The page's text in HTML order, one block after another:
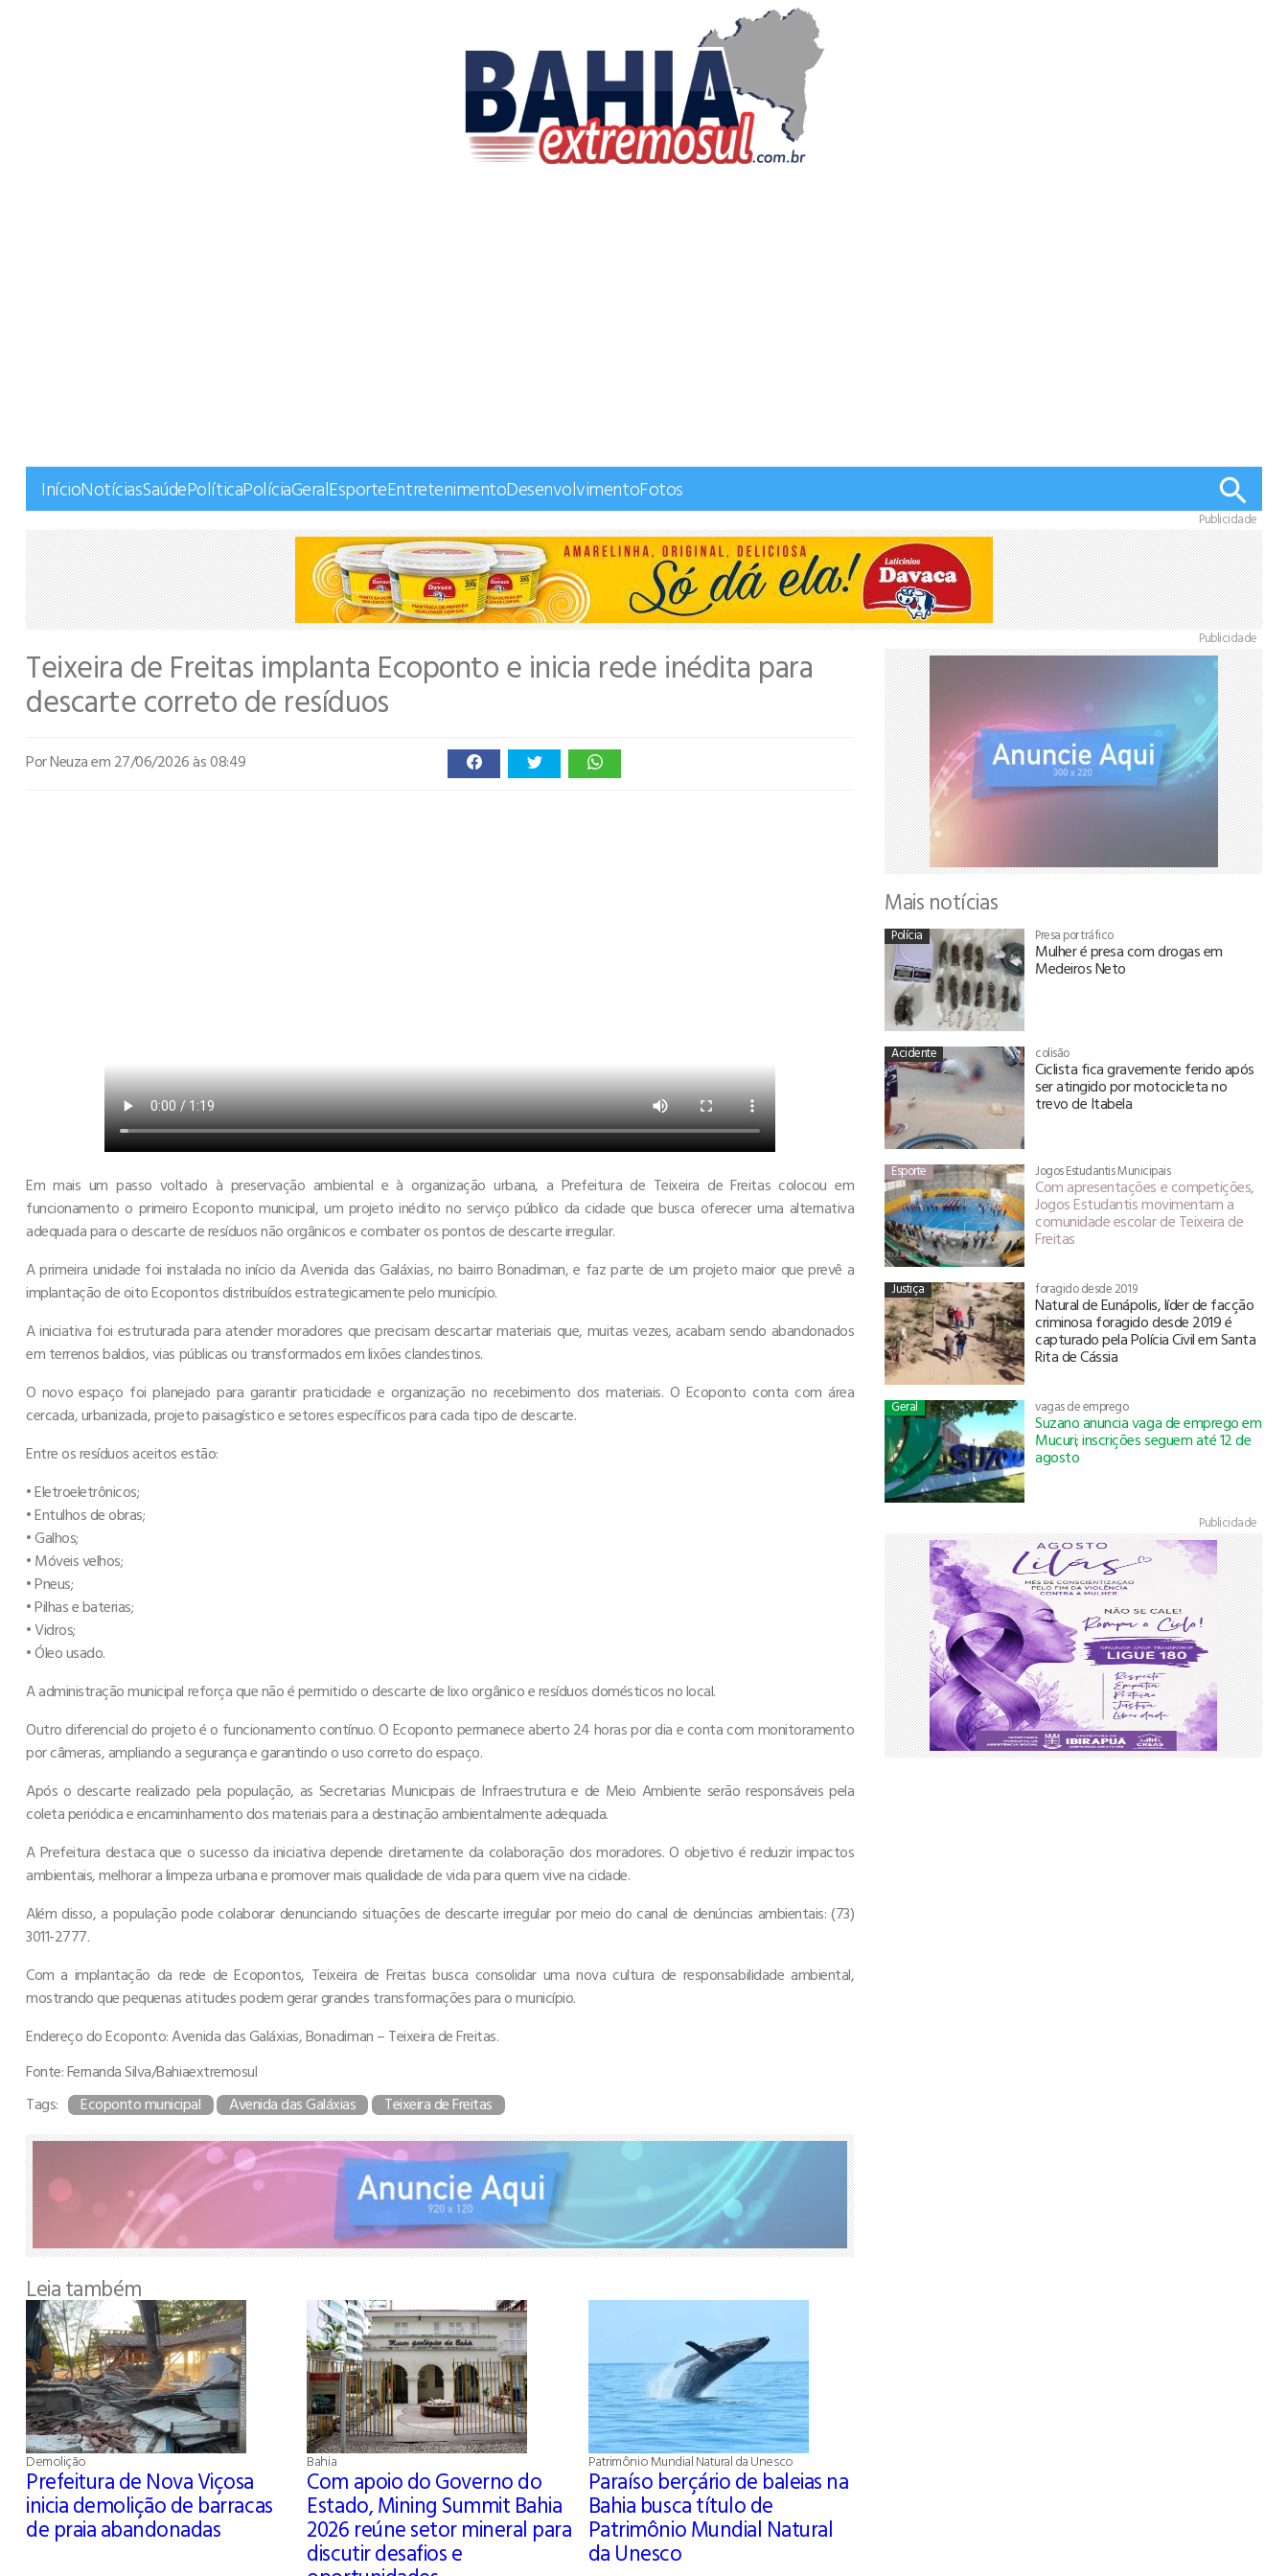
InícioNotíciasSaúdePolíticaPolíciaGeralEsporteEntretenimentoDesenvolvimentoFotos
Publicidade
Teixeira de Freitas implanta Ecoponto e inicia rede inédita para
descarte correto de resíduos
Por Neuzaem 27/06/2026 às 08:49
Em mais um passo voltado à preservação ambiental e à organização urbana, a Prefeitura de Teixeira de Freitas colocou em
funcionamento o primeiro Ecoponto municipal, um projeto inédito no serviço público da cidade que busca oferecer uma alternativa
adequada para o descarte de resíduos não orgânicos e combater os pontos de descarte irregular.
A primeira unidade foi instalada no início da Avenida das Galáxias, no bairro Bonadiman, e faz parte de um projeto maior que prevê a
implantação de oito Ecopontos distribuídos estrategicamente pelo município.
A iniciativa foi estruturada para atender moradores que precisam descartar materiais que, muitas vezes, acabam sendo abandonados
em terrenos baldios, vias públicas ou transformados em lixões clandestinos.
O novo espaço foi planejado para garantir praticidade e organização no recebimento dos materiais. O Ecoponto conta com área
cercada, urbanizada, projeto paisagístico e setores específicos para cada tipo de descarte.
Entre os resíduos aceitos estão:
• Eletroeletrônicos;
• Entulhos de obras;
• Galhos;
• Móveis velhos;
• Pneus;
• Pilhas e baterias;
• Vidros;
• Óleo usado.
A administração municipal reforça que não é permitido o descarte de lixo orgânico e resíduos domésticos no local.
Outro diferencial do projeto é o funcionamento contínuo. O Ecoponto permanece aberto 24 horas por dia e conta com monitoramento
por câmeras, ampliando a segurança e garantindo o uso correto do espaço.
Após o descarte realizado pela população, as Secretarias Municipais de Infraestrutura e de Meio Ambiente serão responsáveis pela
coleta periódica e encaminhamento dos materiais para a destinação ambientalmente adequada.
A Prefeitura destaca que o sucesso da iniciativa depende diretamente da colaboração dos moradores. O objetivo é reduzir impactos
ambientais, melhorar a limpeza urbana e promover mais qualidade de vida para quem vive na cidade.
Além disso, a população pode colaborar denunciando situações de descarte irregular por meio do canal de denúncias ambientais: (73)
3011-2777.
Com a implantação da rede de Ecopontos, Teixeira de Freitas busca consolidar uma nova cultura de responsabilidade ambiental,
mostrando que pequenas atitudes podem gerar grandes transformações para o município.
Endereço do Ecoponto: Avenida das Galáxias, Bonadiman – Teixeira de Freitas.
Fonte: Fernanda Silva/Bahiaextremosul
Tags:
Ecoponto municipal Avenida das Galáxias Teixeira de Freitas
Leia também
Demolição
Prefeitura de Nova Viçosa
inicia demolição de barracas
de praia abandonadas
Bahia
Com apoio do Governo do
Estado, Mining Summit Bahia
2026 reúne setor mineral para
discutir desafios e
Patrimônio Mundial Natural da Unesco
Paraíso berçário de baleias na
Bahia busca título de
Patrimônio Mundial Natural
da Unesco
Publicidade
Mais notícias
Polícia Presa por tráfico
Mulher é presa com drogas em
Medeiros Neto
Acidente colisão
Ciclista fica gravemente ferido após
ser atingido por motocicleta no
trevo de Itabela
Esporte Jogos Estudantis Municipais
Com apresentações e competições,
Jogos Estudantis movimentam a
comunidade escolar de Teixeira de
Freitas
Justiça foragido desde 2019
Natural de Eunápolis, líder de facção
criminosa foragido desde 2019 é
capturado pela Polícia Civil em Santa
Rita de Cássia
Geral vagas de emprego
Suzano anuncia vaga de emprego em
Mucuri; inscrições seguem até 12 de
agosto
Publicidade